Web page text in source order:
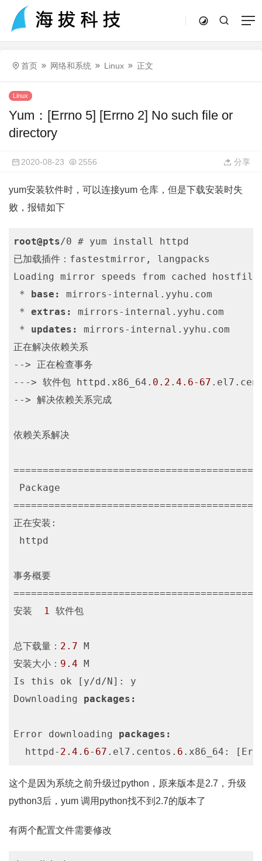
首页 网络和系统 Linux 正文
Linux
Yum：[Errno 5] [Errno 2] No such file or
directory
2020-08-23 2556 分享
yum安装软件时，可以连接yum 仓库，但是下载安装时失
败，报错如下
root@pts/0 # yum install httpd
已加载插件：fastestmirror, langpacks
Loading mirror speeds from cached hostfile
* base:
mirrors-internal.yyhu.com
* extras:
mirrors-internal.yyhu.com
* updates:
mirrors-internal.yyhu.com
正在解决依赖关系
--> 正在检查事务
---> 软件包 httpd.x86_64. 0.2 . 4.6- 67
--> 解决依赖关系完成
依赖关系解决
Package
正在安装:
httpd
事务概要
安装
1 软件包
总下载量： 2.7 M
安装大小： 9.4 M
Is this ok [y/d/N]: y
Downloading packages:
Error downloading packages:
  httpd-
2.4 . 6- 67 .el7.centos. 6 .x86_64:
这个是因为系统之前升级过python，原来版本是2.7，升级
python3后，yum 调用python找不到2.7的版本了
有两个配置文件需要修改